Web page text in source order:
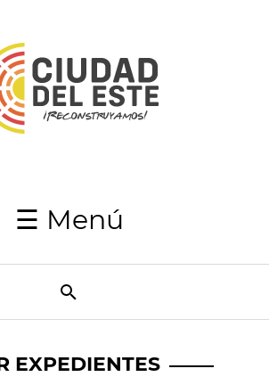
☰ Menú
EXPEDIENTES